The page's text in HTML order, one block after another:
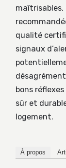
maîtrisables.
qualité
signaux
bons
sûr et
logement.
À propos